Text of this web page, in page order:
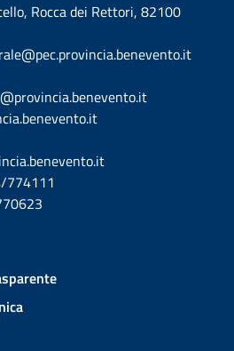
Rocca dei Rettori, 82100
774111